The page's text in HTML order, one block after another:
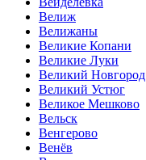
Велиж
Велижаны
Великие Копани
Великие Луки
Великий Новгород
Великий Устюг
Великое Мешково
Вельск
Венгерово
Венёв